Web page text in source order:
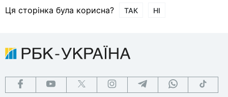
Ця сторінка була корисна? ТАК НІ